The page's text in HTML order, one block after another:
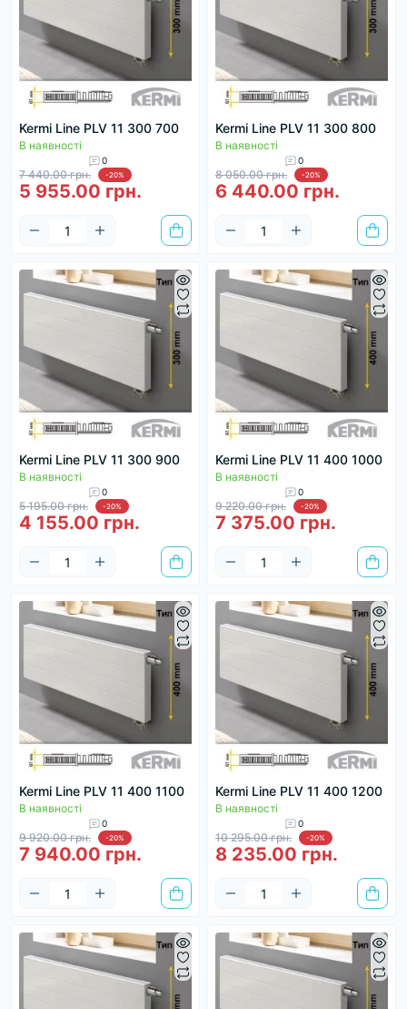
Kermi Line PLV 11 300 700
В наявності
0
7 440.00 грн. -20%
5 955.00 грн.
Kermi Line PLV 11 300 800
В наявності
0
8 050.00 грн. -20%
6 440.00 грн.
Kermi Line PLV 11 300 900
В наявності
0
5 195.00 грн. -20%
4 155.00 грн.
Kermi Line PLV 11 400 1000
В наявності
0
9 220.00 грн. -20%
7 375.00 грн.
Kermi Line PLV 11 400 1100
В наявності
0
9 920.00 грн. -20%
7 940.00 грн.
Kermi Line PLV 11 400 1200
В наявності
0
10 295.00 грн. -20%
8 235.00 грн.